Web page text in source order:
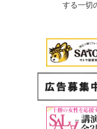
する一切